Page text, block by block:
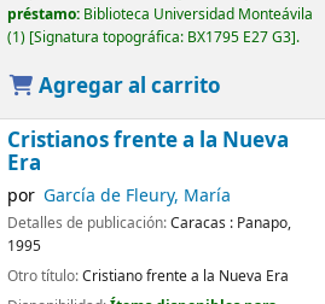
préstamo: Biblioteca Universidad Monteávila
(1) Signatura topográfica: BX1795 E27 G3 .
Agregar al carrito
Cristianos frente a la Nueva
Era
por García de Fleury, María
Detalles de publicación:Caracas : Panapo,
1995
Otro título:Cristiano frente a la Nueva Era